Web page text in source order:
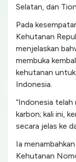
Selatan, dan
Pada
Kehutanan
menjelaskan
membuka
kehutanan
Indonesia.
“Indonesia telah
karbon; kali ini,
secara jelas ke
Ia
Kehutanan